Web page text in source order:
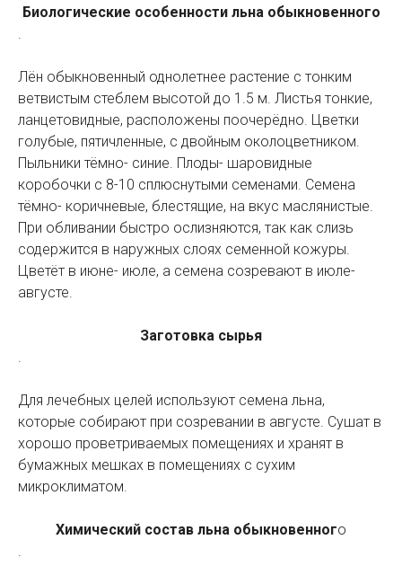
Биологические особенности льна обыкновенного
.
Лён обыкновенный однолетнее растение с тонким
ветвистым стеблем высотой до 1.5 м. Листья тонкие,
ланцетовидные, расположены поочерёдно. Цветки
голубые, пятичленные, с двойным околоцветником.
Пыльники тёмно- синие. Плоды- шаровидные
коробочки с 8-10 сплюснутыми семенами. Семена
тёмно- коричневые, блестящие, на вкус маслянистые.
При обливании быстро ослизняются, так как слизь
содержится в наружных слоях семенной кожуры.
Цветёт в июне- июле, а семена созревают в июле-
августе.
Заготовка сырья
.
Для лечебных целей используют семена льна,
которые собирают при созревании в августе. Сушат в
хорошо проветриваемых помещениях и хранят в
бумажных мешках в помещениях с сухим
микроклиматом.
Химический состав льна обыкновенного
.